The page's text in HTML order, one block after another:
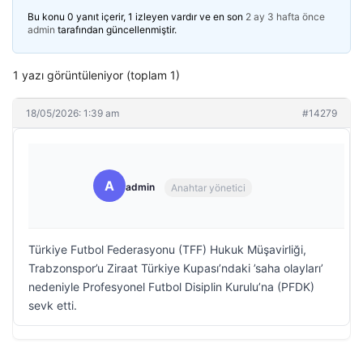
Bu konu 0 yanıt içerir, 1 izleyen vardır ve en son 2 ay 3 hafta önce
admin tarafından güncellenmiştir.
1 yazı görüntüleniyor (toplam 1)
18/05/2026: 1:39 am #14279
A admin Anahtar yönetici
Türkiye Futbol Federasyonu (TFF) Hukuk Müşavirliği,
Trabzonspor’u Ziraat Türkiye Kupası’ndaki ’saha olayları’
nedeniyle Profesyonel Futbol Disiplin Kurulu’na (PFDK)
sevk etti.